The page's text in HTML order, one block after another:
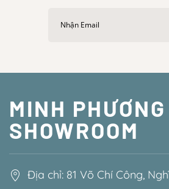
MINH PHƯƠNG
SHOWROOM
Địa chỉ: 81 Võ Chí Công,